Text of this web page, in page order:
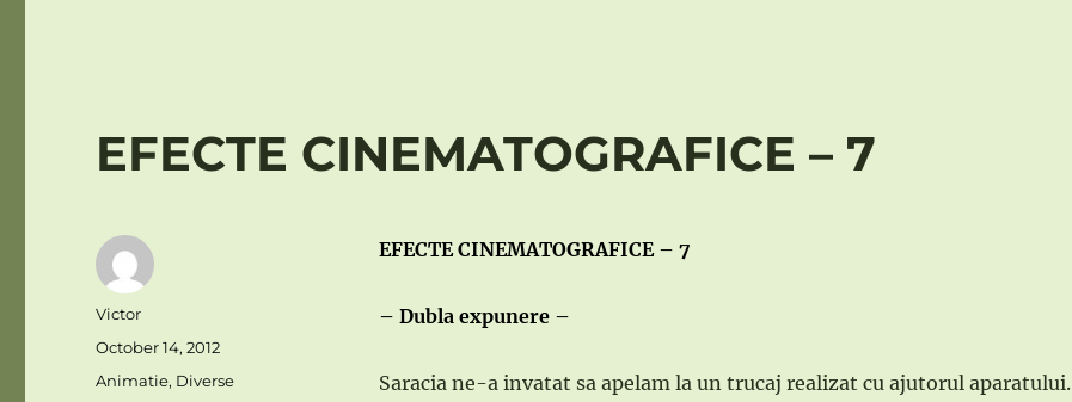
EFECTE CINEMATOGRAFICE – 7
EFECTE CINEMATOGRAFICE – 7
– Dubla expunere –
Saracia ne-a invatat sa apelam la un trucaj realizat cu ajutorul aparatului.
Author
Victor
Posted
October 14, 2012
Categories
Animatie, Diverse